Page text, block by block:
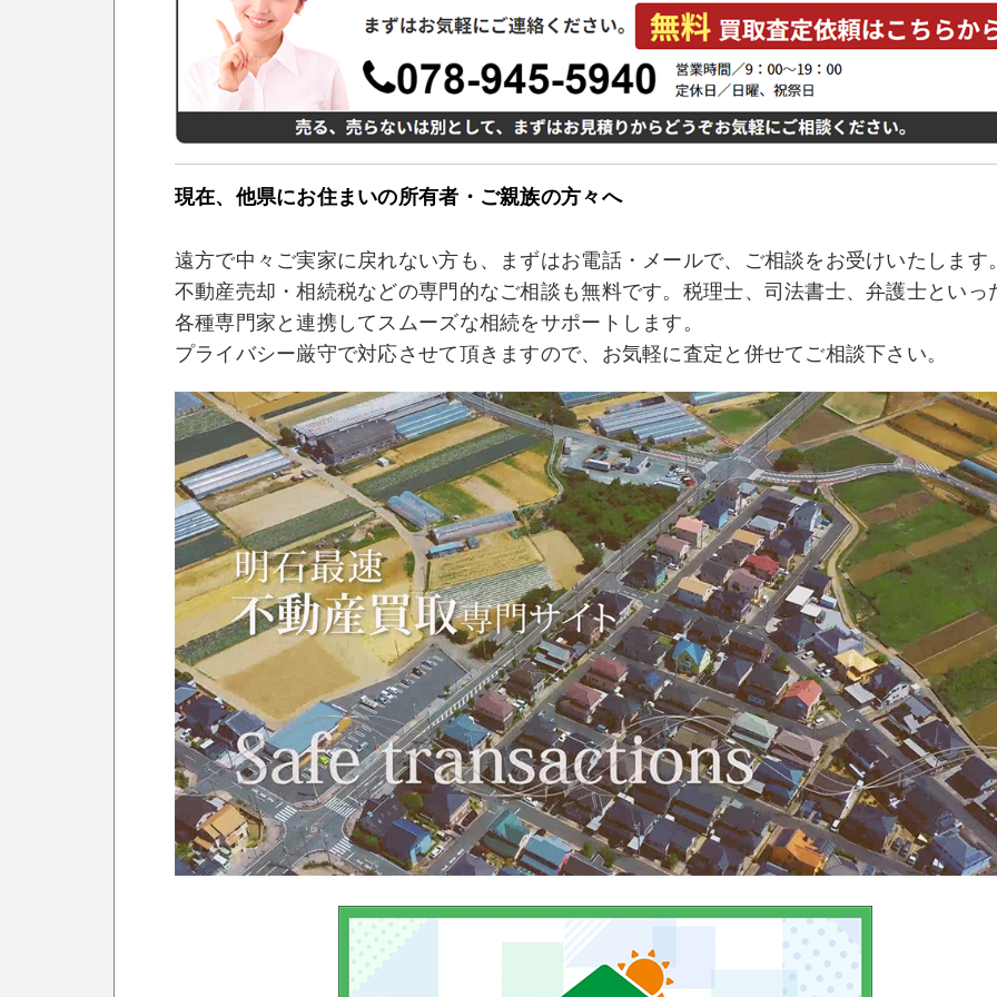
現在、他県にお住まいの所有者・ご親族の方々へ
遠方で中々ご実家に戻れない方も、まずはお電話・メールで、ご相談をお受けいたします
不動産売却・相続税などの専門的なご相談も無料です。税理士、司法書士、弁護士といっ
各種専門家と連携してスムーズな相続をサポートします。
プライバシー厳守で対応させて頂きますので、お気軽に査定と併せてご相談下さい。